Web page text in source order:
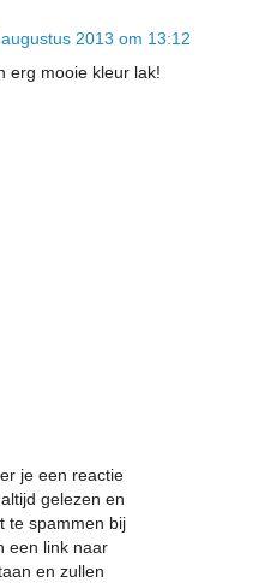
2013 om 13:12
erg mooie kleur lak!
je een reactie
gelezen en
te spammen bij
een link naar
en zullen